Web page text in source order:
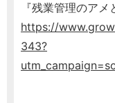
『残業管理のアメ
https://
343?